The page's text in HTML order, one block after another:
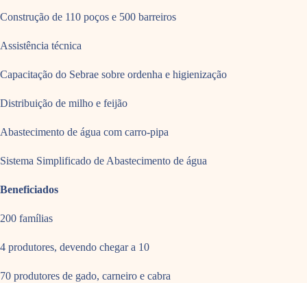
Construção de 110 poços e 500 barreiros
Assistência técnica
Capacitação do Sebrae sobre ordenha e higienização
Distribuição de milho e feijão
Abastecimento de água com carro-pipa
Sistema Simplificado de Abastecimento de água
Beneficiados
200 famílias
4 produtores, devendo chegar a 10
70 produtores de gado, carneiro e cabra